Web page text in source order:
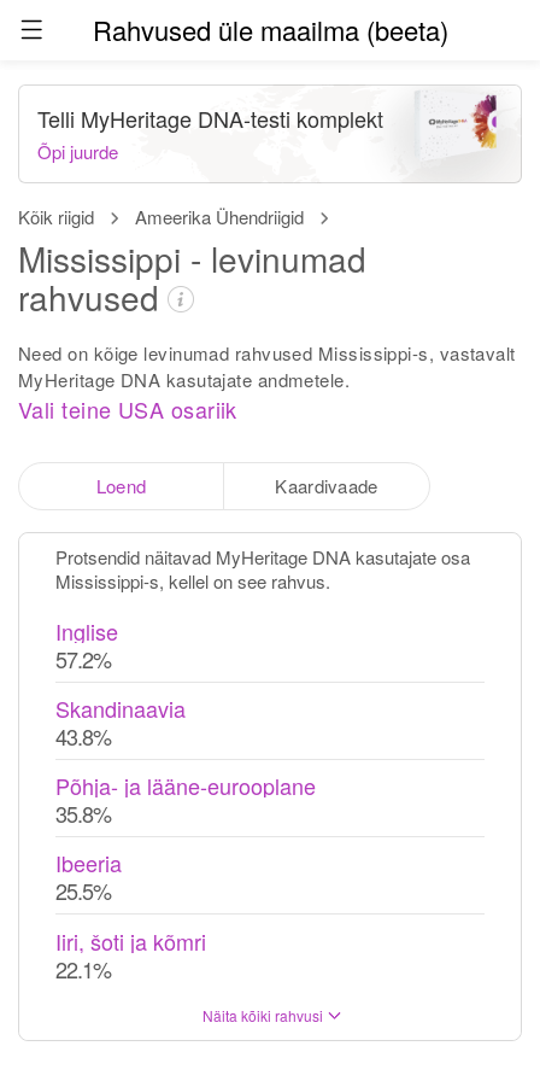
Rahvused üle maailma (beeta)
Kõik riigid Ameerika Ühendriigid
Mississippi - levinumad
rahvused
Need on kõige levinumad rahvused Mississippi-s, vastavalt
MyHeritage DNA kasutajate andmetele.
Vali teine USA osariik
Telli MyHeritage DNA-testi komplekt
Õpi juurde
Loend Kaardivaade
Protsendid näitavad MyHeritage DNA kasutajate osa
Mississippi-s, kellel on see rahvus.
Inglise
57.2%
Skandinaavia
43.8%
Põhja- ja lääne-eurooplane
35.8%
Ibeeria
25.5%
Iiri, šoti ja kõmri
22.1%
Näita kõiki rahvusi